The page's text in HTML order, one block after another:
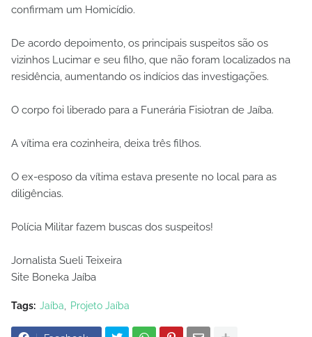
confirmam um Homicídio.
De acordo depoimento, os principais suspeitos são os
vizinhos Lucimar e seu filho, que não foram localizados na
residência, aumentando os indícios das investigações.
O corpo foi liberado para a Funerária Fisiotran de Jaíba.
A vítima era cozinheira, deixa três filhos.
O ex-esposo da vítima estava presente no local para as
diligências.
Polícia Militar fazem buscas dos suspeitos!
Jornalista Sueli Teixeira
Site Boneka Jaíba
Tags: Jaíba Projeto Jaíba